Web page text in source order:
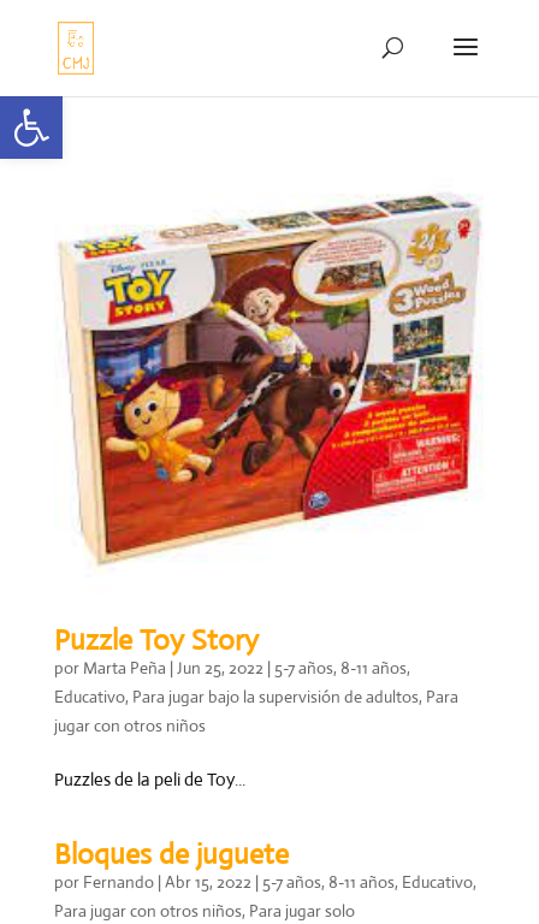
Abrir barra de herramientas
Puzzle Toy Story
por Marta Peña | Jun 25, 2022 | 5-7 años, 8-11 años,
Educativo, Para jugar bajo la supervisión de adultos, Para
jugar con otros niños
Puzzles de la peli de Toy...
Bloques de juguete
por Fernando| Abr 15, 2022 | 5-7 años, 8-11 años, Educativo,
Para jugar con otros niños, Para jugar solo